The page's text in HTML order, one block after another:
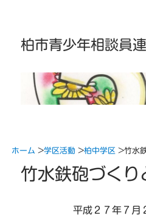
柏市青少年相談員
ホーム >学区活動 >柏中学区 >竹水
竹水鉄砲づくり
平成２７年７月